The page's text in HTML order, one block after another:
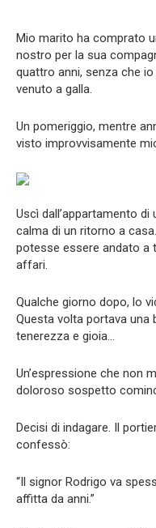
Mio marito ha comprato
nostro per la sua
quattro anni, senza che
venuto a galla.
Un pomeriggio, mentre
visto improvvisamente
Uscì dall’appartamento
calma di un ritorno a
potesse essere andato a
affari.
Qualche giorno dopo, lo
Questa volta portava una
tenerezza e gioia…
Un’espressione che non
doloroso sospetto
Decisi di indagare. Il
confessò:
“Il signor Rodrigo va
affitta da anni.”